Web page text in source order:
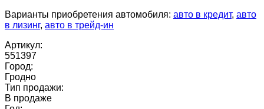
Варианты приобретения автомобиля: авто в кредит, авто
в лизинг, авто в трейд-ин
Артикул:
551397
Город:
Гродно
Тип продажи:
В продаже